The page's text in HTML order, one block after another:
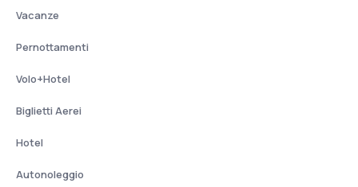
Vacanze
Pernottamenti
Volo+Hotel
Biglietti Aerei
Hotel
Autonoleggio